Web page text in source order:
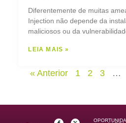
Diferentemente de muitas
Injection não depende da
maliciosos ou da
LEIA MAIS »
« Anterior 1 2 3 …